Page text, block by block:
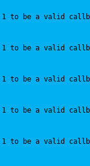
1 to be a valid
1 to be a valid
1 to be a valid
1 to be a valid
1 to be a valid